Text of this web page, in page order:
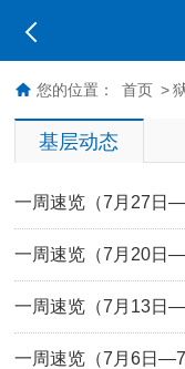
您的位置： 首页 >
基层动态
一周速览（7月27日—
一周速览（7月20日
一周速览（7月13日
一周速览（7月6日—7